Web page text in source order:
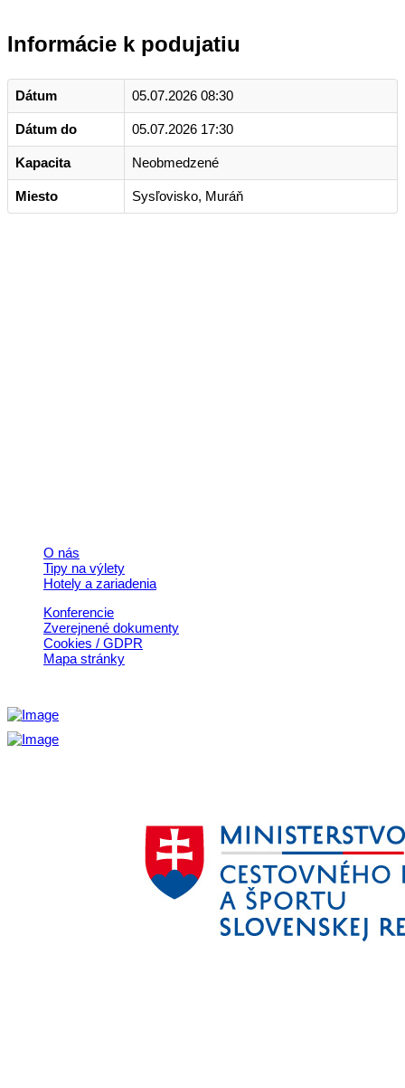
Informácie k podujatiu
Dátum 05.07.2026 08:30
Dátum do 05.07.2026 17:30
Kapacita Neobmedzené
Miesto Sysľovisko, Muráň
O nás
Tipy na výlety
Hotely a zariadenia
Konferencie
Zverejnené dokumenty
Cookies / GDPR
Mapa stránky